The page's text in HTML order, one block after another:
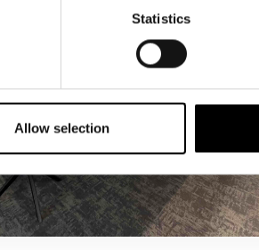
Statistics
Allow selection